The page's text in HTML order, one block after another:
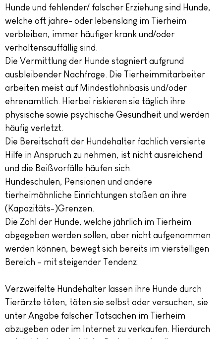
Hunde und fehlender/ falscher Erziehung sind Hunde,
welche oft jahre- oder lebenslang im Tierheim
verbleiben, immer häufiger krank und/oder
verhaltensauffällig sind.
Die Vermittlung der Hunde stagniert aufgrund
ausbleibender Nachfrage. Die Tierheimmitarbeiter
arbeiten meist auf Mindestlohnbasis und/oder
ehrenamtlich. Hierbei riskieren sie täglich ihre
physische sowie psychische Gesundheit und werden
häufig verletzt.
Die Bereitschaft der Hundehalter fachlich versierte
Hilfe in Anspruch zu nehmen, ist nicht ausreichend
und die Beißvorfälle häufen sich.
Hundeschulen, Pensionen und andere
tierheimähnliche Einrichtungen stoßen an ihre
(Kapazitäts-)Grenzen.
Die Zahl der Hunde, welche jährlich im Tierheim
abgegeben werden sollen, aber nicht aufgenommen
werden können, bewegt sich bereits im vierstelligen
Bereich – mit steigender Tendenz.
Verzweifelte Hundehalter lassen ihre Hunde durch
Tierärzte töten, töten sie selbst oder versuchen, sie
unter Angabe falscher Tatsachen im Tierheim
abzugeben oder im Internet zu verkaufen. Hierdurch